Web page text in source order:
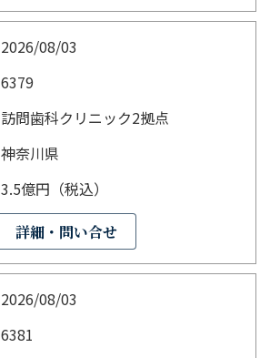
2026/08/03
6379
訪問歯科クリニック2拠点
神奈川県
3.5億円（税込）
詳細・問い合せ
2026/08/03
6381